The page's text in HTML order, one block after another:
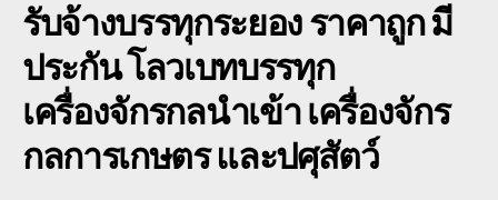
รับจ้างบรรทุกระยองราคาถูก มี
ประกัน โลวเบทบรรทุก
เครื่องจักรกลนำเข้า เครื่องจักร
กลการเกษตร และปศุสัตว์